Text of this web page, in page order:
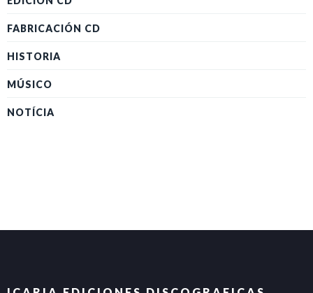
FABRICACIÓN CD
HISTORIA
MÚSICO
NOTÍCIA